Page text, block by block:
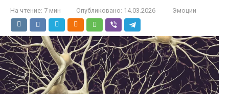
На чтение: 7 мин Опубликовано: 14.03.2026 Эмоции